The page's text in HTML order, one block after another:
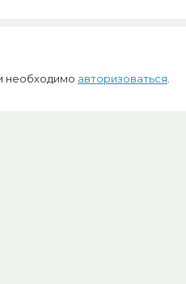
необходимо авторизоваться